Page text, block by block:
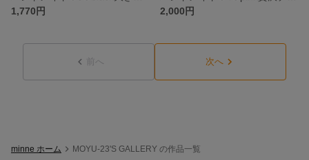
1,770円
2,000円
前へ 次へ
minne ホーム MOYU-23'S GALLERY の作品一覧